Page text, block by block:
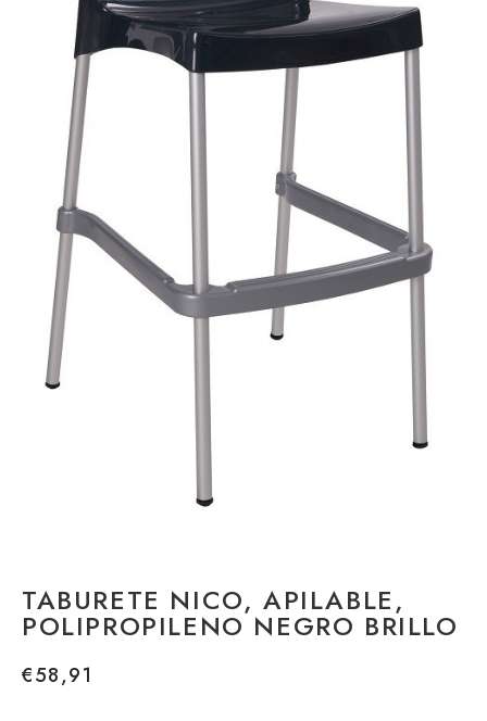
TABURETE NICO, APILABLE,
POLIPROPILENO NEGRO BRILLO
€58,91